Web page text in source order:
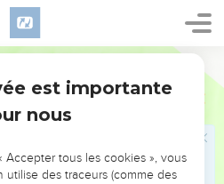
de la fosse sera pris au
se sont ouvertes. Et les
ébranlés.
fissure, elle vacille,
à un ivrogne, et elle est
car le poids de son crime
jamais ne se relèvera.
est importante
nous
Accepter tous les cookies », vous
des traceurs (comme des